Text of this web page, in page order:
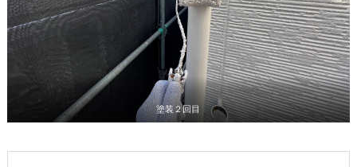
塗装２回目